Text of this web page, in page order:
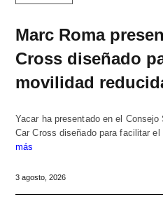
Marc Roma
Cross diseñado
movilidad
Yacar ha presentado en el
Car Cross diseñado para facilitar
más
3 agosto, 2026